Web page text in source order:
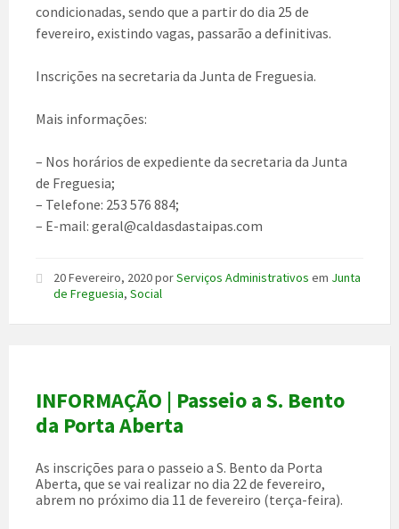
condicionadas, sendo que a partir do dia 25 de
fevereiro, existindo vagas, passarão a definitivas.
Inscrições na secretaria da Junta de Freguesia.
Mais informações:
– Nos horários de expediente da secretaria da Junta
de Freguesia;
– Telefone: 253 576 884;
– E-mail: geral@caldasdastaipas.com
20 Fevereiro, 2020porServiços Administrativos em Junta
de Freguesia, Social
INFORMAÇÃO | Passeio a S. Bento
da Porta Aberta
As inscrições para o passeio a S. Bento da Porta
Aberta, que se vai realizar no dia 22 de fevereiro,
abrem no próximo dia 11 de fevereiro (terça-feira).